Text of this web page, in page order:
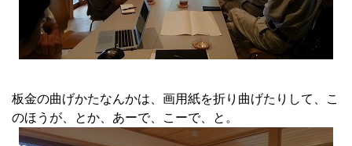
板金の曲げかたなんかは、画用紙を折り曲げたりして、こ
のほうが、とか、あーで、こーで、と。